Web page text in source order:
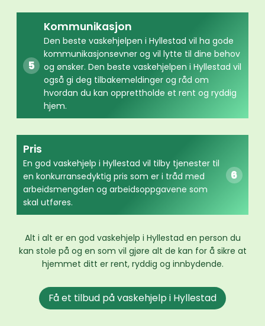
Kommunikasjon
Den beste vaskehjelpen i Hyllestad vil ha gode
kommunikasjonsevner og vil lytte til dine behov
og ønsker. Den beste vaskehjelpen i Hyllestad vil
også gi deg tilbakemeldinger og råd om
hvordan du kan opprettholde et rent og ryddig
hjem.
Pris
En god vaskehjelp i Hyllestad vil tilby tjenester til
en konkurransedyktig pris som er i tråd med
arbeidsmengden og arbeidsoppgavene som
skal utføres.
Alt i alt er en god vaskehjelp i Hyllestad en person du
kan stole på og en som vil gjøre alt de kan for å sikre at
hjemmet ditt er rent, ryddig og innbydende.
Få et tilbud på vaskehjelp i Hyllestad